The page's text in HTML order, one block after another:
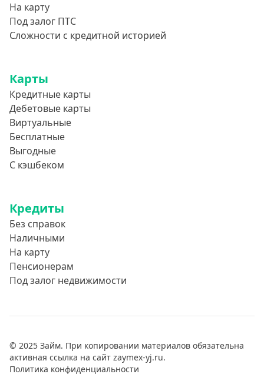
На карту
Под залог ПТС
Сложности с кредитной историей
Карты
Кредитные карты
Дебетовые карты
Виртуальные
Бесплатные
Выгодные
С кэшбеком
Кредиты
Без справок
Наличными
На карту
Пенсионерам
Под залог недвижимости
© 2025 Займ. При копировании материалов обязательна
активная ссылка на сайт zaymex-yj.ru.
Политика конфиденциальности